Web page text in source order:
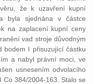
že k uzavření kupní
byla sjednána v částce
na zaplacení kupní ceny
vad stroje důvodným
bodem I přisuzující částku
a nabyl právní moci, ve
usnesením odvolacího
384/2004-163. Stalo se